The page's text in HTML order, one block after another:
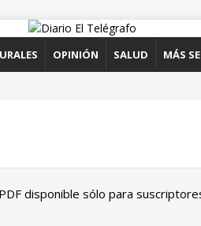
OPINIÓN SALUD MÁS
disponible sólo para